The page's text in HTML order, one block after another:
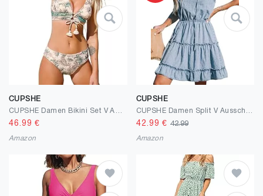
CUPSHE
46.99 €
Amazon
CUPSHE
42.99 € 42.99
Amazon